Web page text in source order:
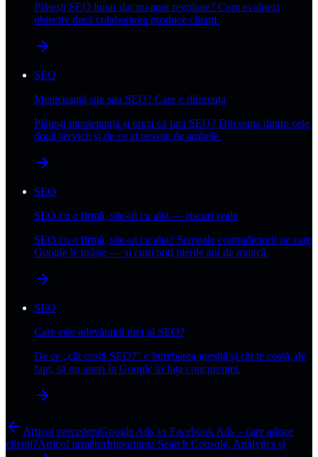
Plătești SEO lunar dar nu apar rezultate? Cum evaluezi
obiectiv dacă colaborarea produce clienți.
SEO
Mentenanță site sau SEO? Care e diferența
Plătești mentenanță și crezi că faci SEO? Diferența dintre cele
două servicii și de ce ai nevoie de ambele.
SEO
SEO cu o firmă, site-ul cu alta — riscuri reale
SEO cu o firmă, site-ul cu alta? Semnale contradictorii pe care
Google le urăște — și cum poți pierde ani de muncă.
SEO
Care este adevăratul preț al SEO?
De ce „cât costă SEO?" e întrebarea greșită și cât te costă, de
fapt, să nu apari în Google în fața concurenței.
Articol precedentGoogle Ads vs Facebook Ads – care aduce
clienți?Articol următorImportanța Search Console, Analytics și